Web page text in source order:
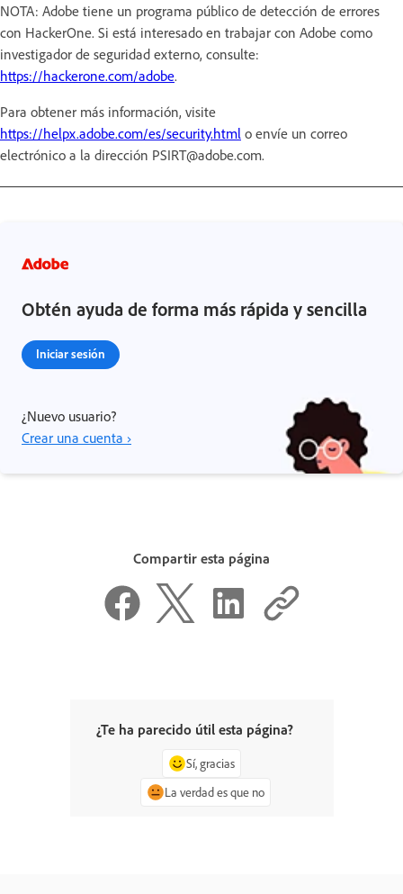
NOTA: Adobe tiene un programa público de detección de errores
con HackerOne. Si está interesado en trabajar con Adobe como
investigador de seguridad externo, consulte:
https://hackerone.com/adobe.
Para obtener más información, visite
https://helpx.adobe.com/es/security.html o envíe un correo
electrónico a la dirección PSIRT@adobe.com.
Obtén ayuda de forma más rápida y sencilla
Iniciar sesión
¿Nuevo usuario?
Crear una cuenta ›
Compartir esta página
¿Te ha parecido útil esta página?
Sí, gracias
La verdad es que no